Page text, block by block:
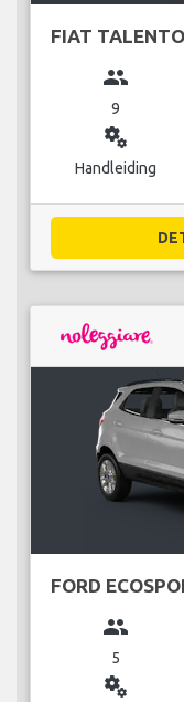
FIAT TALENTO
group
9
miscellaneous_services
Handleiding
FORD
group
5
miscellaneous_services